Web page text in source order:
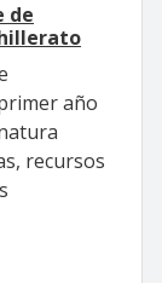
de
año
recursos